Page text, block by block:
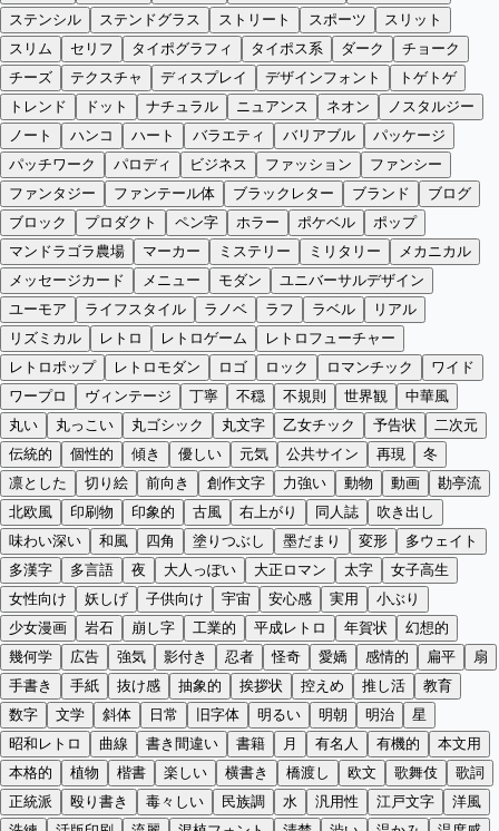
ステンシル
ステンドグラス ストリート スポーツ
スリット
スリム
セリフ タイポグラフィ タイポス系 ダーク
チョーク
チーズ
テクスチャ ディスプレイ デザインフォント
トゲトゲ
トレンド
ドット ナチュラル ニュアンス ネオン
ノスタルジー
ノート
ハンコ ハート バラエティ バリアブル
パッケージ
パッチワーク
パロディ ビジネス ファッション
ファンシー
ファンタジー
ファンテール体 ブラックレター ブランド
ブログ
ブロック
プロダクト ペン字 ホラー ポケベル
ポップ
マンドラゴラ農場
マーカー ミステリー ミリタリー
メカニカル
メッセージカード
メニュー モダン
ユニバーサルデザイン
ユーモア
ライフスタイル ラノベ ラフ ラベル
リアル
リズミカル
レトロ レトロゲーム
レトロフューチャー
レトロポップ
レトロモダン ロゴ ロック ロマンチック
ワイド
ワープロ
ヴィンテージ 丁寧 不穏 不規則 世界観
中華風
丸い
丸っこい 丸ゴシック 丸文字 乙女チック 予告状
二次元
伝統的
個性的 傾き 優しい 元気 公共サイン 再現
冬
凛とした
切り絵 前向き 創作文字 力強い 動物 動画
勘亭流
北欧風
印刷物 印象的 古風 右上がり 同人誌
吹き出し
味わい深い
和風 四角 塗りつぶし 墨だまり 変形
多ウェイト
多漢字
多言語 夜 大人っぽい 大正ロマン 太字
女子高生
女性向け
妖しげ 子供向け 宇宙 安心感 実用
小ぶり
少女漫画
岩石 崩し字 工業的 平成レトロ 年賀状
幻想的
幾何学
広告 強気 影付き 忍者 怪奇 愛嬌 感情的 扁平
扇
手書き
手紙 抜け感 抽象的 挨拶状 控えめ 推し活
教育
数字
文学 斜体 日常 旧字体 明るい 明朝 明治
星
昭和レトロ
曲線 書き間違い 書籍 月 有名人 有機的
本文用
本格的
植物 楷書 楽しい 横書き 橋渡し 欧文 歌舞伎
歌詞
正統派
殴り書き 毒々しい 民族調 水 汎用性 江戸文字
洋風